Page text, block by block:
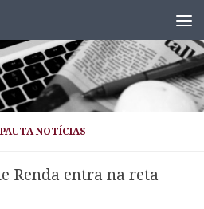
NOTÍCIAS
Renda entra na reta